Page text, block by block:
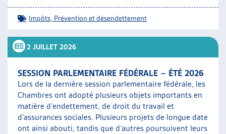
GUIDE SOCIAL ROMAND
AUTRES
ARTIAS
L’ASSOCIATION
JOURNÉES D’AUTOMNE
Impôts Prévention et désendettement
2 JUILLET 2026
SESSION PARLEMENTAIRE FÉDÉRALE – ÉTÉ 2026
Lors de la dernière session parlementaire fédérale, les
Chambres ont adopté plusieurs objets importants en
matière d’endettement, de droit du travail et
d’assurances sociales. Plusieurs projets de longue date
ont ainsi abouti, tandis que d’autres poursuivent leurs